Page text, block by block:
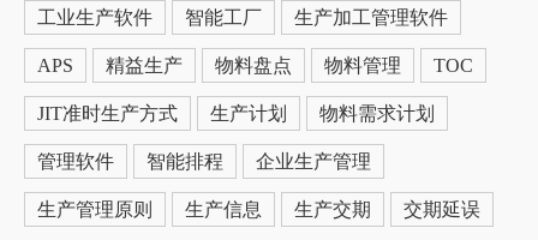
工业生产软件 智能工厂 生产加工管理软件
APS 精益生产 物料盘点 物料管理 TOC
JIT准时生产方式 生产计划 物料需求计划
管理软件 智能排程 企业生产管理
生产管理原则 生产信息 生产交期 交期延误